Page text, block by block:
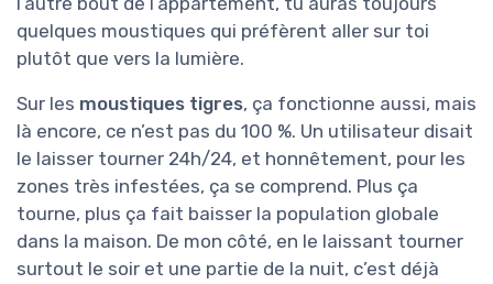
quelques moustiques qui préfèrent aller sur toi
plutôt que vers la lumière.
Sur les moustiques tigres, ça fonctionne aussi, mais
là encore, ce n’est pas du 100 %. Un utilisateur disait
le laisser tourner 24h/24, et honnêtement, pour les
zones très infestées, ça se comprend. Plus ça
tourne, plus ça fait baisser la population globale
dans la maison. De mon côté, en le laissant tourner
surtout le soir et une partie de la nuit, c’est déjà